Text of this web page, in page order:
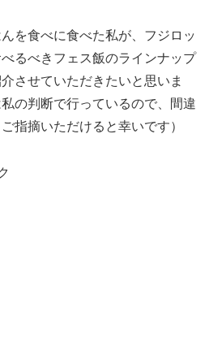
を食べに食べた私が、フジロッ
るべきフェス飯のラインナップ
させていただきたいと思いま
の判断で行っているので、間違
指摘いただけると幸いです）